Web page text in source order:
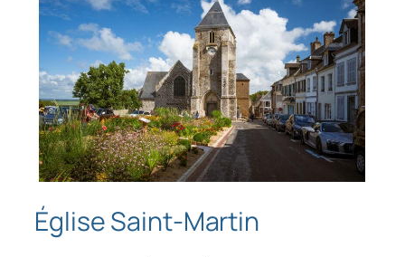
Église Saint-Martin